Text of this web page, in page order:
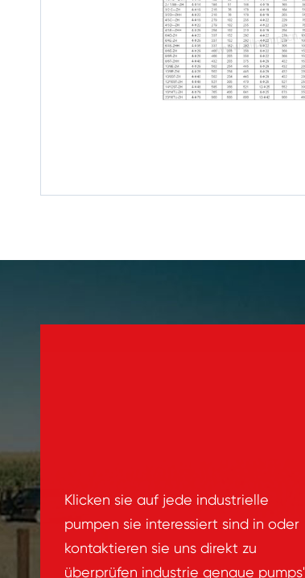
Klicken sie auf jede industrielle
pumpen sie interessiert sind in oder
kontaktieren sie uns direkt zu
überprüfen industrie genaue pumps'